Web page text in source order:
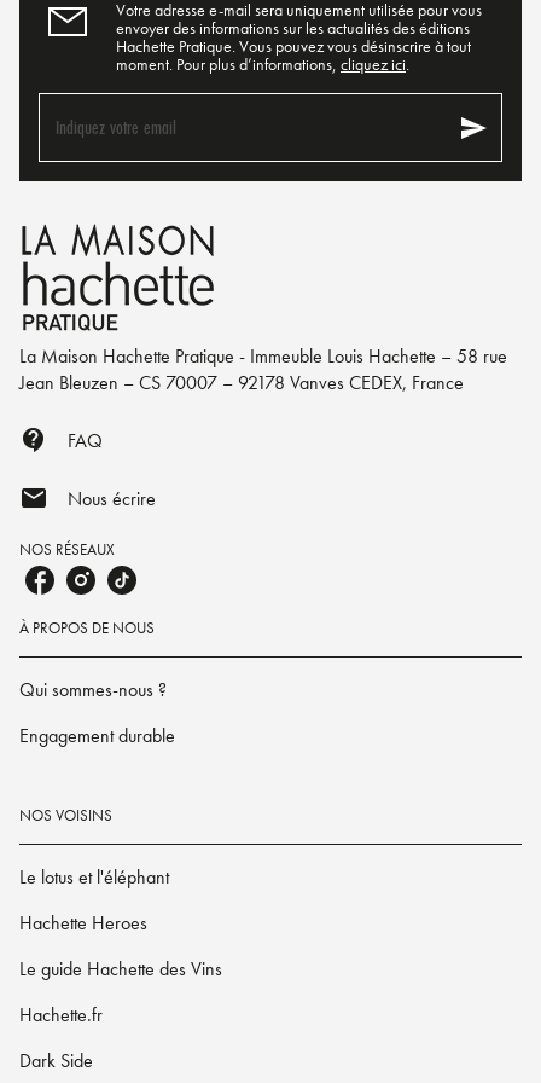
Votre adresse e-mail sera uniquement utilisée pour vous
envoyer des informations sur les actualités des éditions
Hachette Pratique. Vous pouvez vous désinscrire à tout
moment. Pour plus d’informations, cliquez ici.
Indiquez votre email send
La Maison Hachette Pratique - Immeuble Louis Hachette – 58 rue
Jean Bleuzen – CS 70007 – 92178 Vanves CEDEX, France
contact_support FAQ
mail Nous écrire
NOS RÉSEAUX
À PROPOS DE NOUS
Qui sommes-nous ?
Engagement durable
NOS VOISINS
Le lotus et l'éléphant
Hachette Heroes
Le guide Hachette des Vins
Hachette.fr
Dark Side